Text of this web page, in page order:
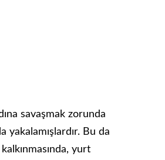
savaşmak zorunda
yakalamışlardır. Bu da
yurt